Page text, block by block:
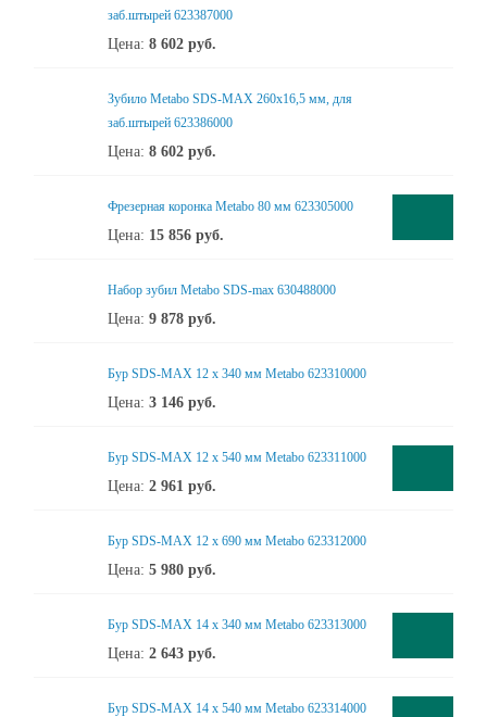
заб.штырей 623387000
Цена: 8 602 руб.
Зубило Metabo SDS-MAX 260x16,5 мм, для
заб.штырей 623386000
Цена: 8 602 руб.
Фрезерная коронка Metabo 80 мм 623305000
Цена: 15 856 руб.
Набор зубил Metabo SDS-max 630488000
Цена: 9 878 руб.
Бур SDS-MAX 12 x 340 мм Metabo 623310000
Цена: 3 146 руб.
Бур SDS-MAX 12 x 540 мм Metabo 623311000
Цена: 2 961 руб.
Бур SDS-MAX 12 x 690 мм Metabo 623312000
Цена: 5 980 руб.
Бур SDS-MAX 14 x 340 мм Metabo 623313000
Цена: 2 643 руб.
Бур SDS-MAX 14 x 540 мм Metabo 623314000